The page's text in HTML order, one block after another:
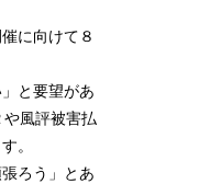
に向けて８
と要望があ
風評被害払
。
ろう」とあ